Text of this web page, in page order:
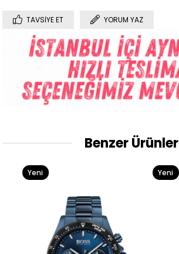
TAVSIYE ET YORUM YAZ
Benzer Ürünler
Yeni
Yeni